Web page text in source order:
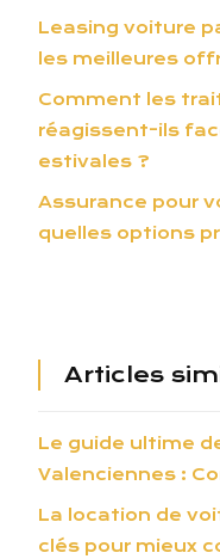
Leasing voiture
les meilleures
Comment les
réagissent-ils
estivales ?
Assurance pour
quelles options
Articles
Le guide ultime
Valenciennes :
La location de
clés pour mieux